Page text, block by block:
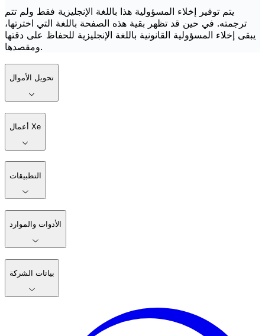
يتم توفير إخلاء المسؤولية هذا باللغة الإنجليزية فقط ولم تتم
ترجمته. في حين قد تظهر بقية هذه الصفحة باللغة التي اخترتها،
يبقى إخلاء المسؤولية القانونية باللغة الإنجليزية للحفاظ على دقتها
ومقصدها.
تحويل الأموال
أعمال Xe
التطبيقات
الأدوات والموارد
بيانات الشركة